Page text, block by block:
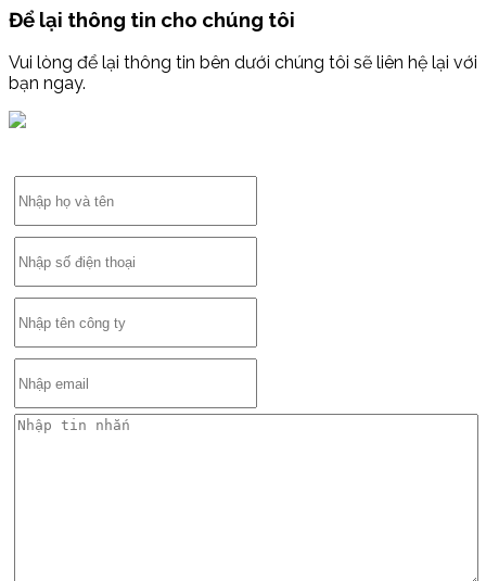
Để lại thông tin cho chúng tôi
Vui lòng để lại thông tin bên dưới chúng tôi sẽ liên hệ lại với
bạn ngay.